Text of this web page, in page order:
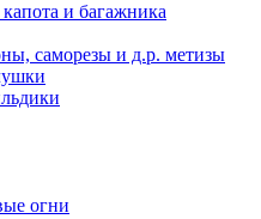
и багажника
саморезы и д.р. метизы
огни